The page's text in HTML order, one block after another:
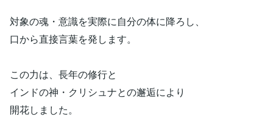
対象の魂・意識を実際に自分の体に降ろし、
口から直接言葉を発します。
この力は、長年の修行と
インドの神・クリシュナとの邂逅により
開花しました。